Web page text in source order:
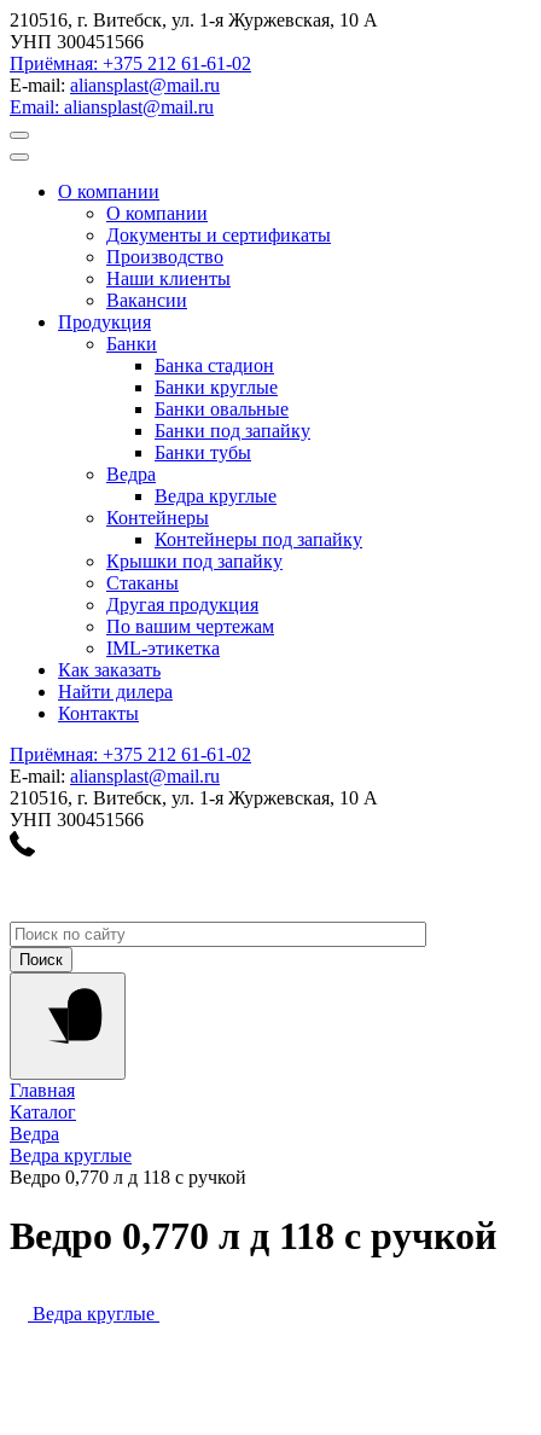
210516, г. Витебск, ул. 1-я Журжевская, 10 А
УНП 300451566
Приёмная: +375 212 61-61-02
E-mail: aliansplast@mail.ru
Email: aliansplast@mail.ru
О компании
О компании
Документы и сертификаты
Производство
Наши клиенты
Вакансии
Продукция
Банки
Банка стадион
Банки круглые
Банки овальные
Банки под запайку
Банки тубы
Ведра
Ведра круглые
Контейнеры
Контейнеры под запайку
Крышки под запайку
Стаканы
Другая продукция
По вашим чертежам
IML-этикетка
Как заказать
Найти дилера
Контакты
Приёмная: +375 212 61-61-02
E-mail: aliansplast@mail.ru
210516, г. Витебск, ул. 1-я Журжевская, 10 А
УНП 300451566
Главная
Каталог
Ведра
Ведра круглые
Ведро 0,770 л д 118 с ручкой
Ведро 0,770 л д 118 с ручкой
Ведра круглые